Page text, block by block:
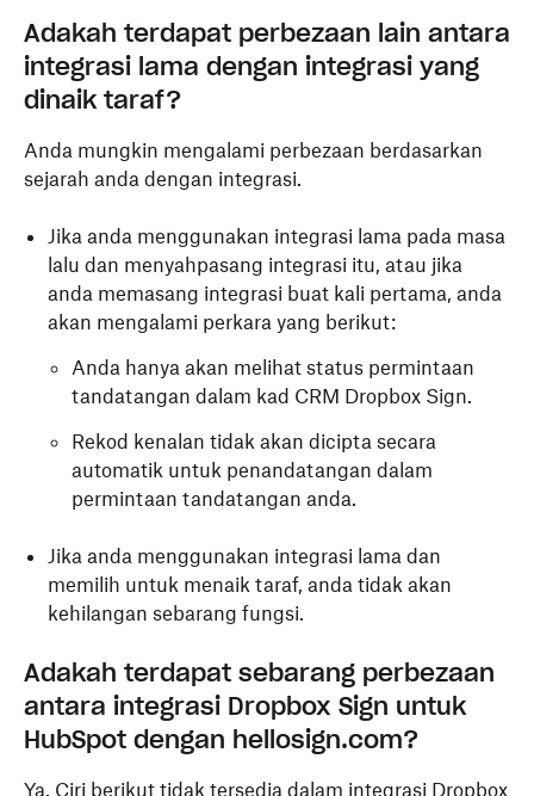
Adakah terdapat perbezaan lain antara
integrasi lama dengan integrasi yang
dinaik taraf?
Anda mungkin mengalami perbezaan berdasarkan
sejarah anda dengan integrasi.
Jika anda menggunakan integrasi lama pada masa
lalu dan menyahpasang integrasi itu, atau jika
anda memasang integrasi buat kali pertama, anda
akan mengalami perkara yang berikut:
Anda hanya akan melihat status permintaan
tandatangan dalam kad CRM Dropbox Sign.
Rekod kenalan tidak akan dicipta secara
automatik untuk penandatangan dalam
permintaan tandatangan anda.
Jika anda menggunakan integrasi lama dan
memilih untuk menaik taraf, anda tidak akan
kehilangan sebarang fungsi.
Adakah terdapat sebarang perbezaan
antara integrasi Dropbox Sign untuk
HubSpot dengan hellosign.com?
Ya. Ciri berikut tidak tersedia dalam integrasi Dropbox